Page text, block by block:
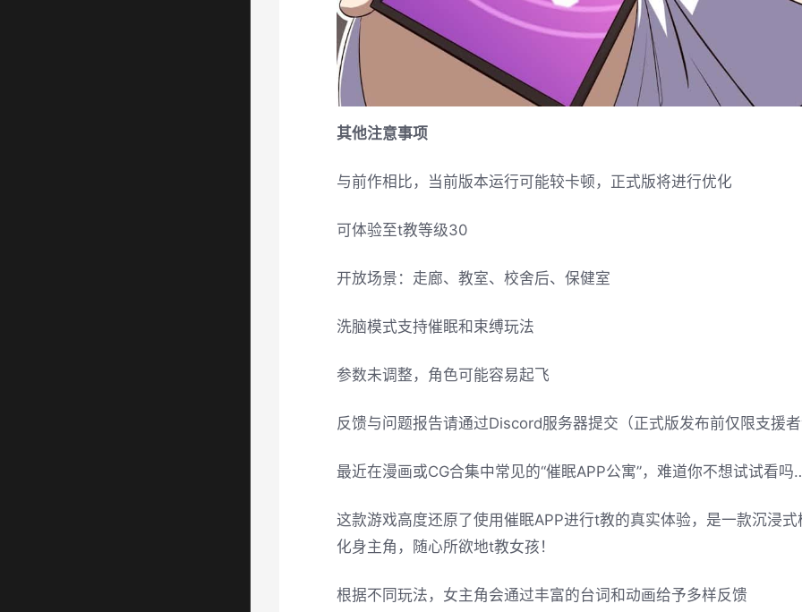
其他注意事项
与前作相比，当前版本运行可能较卡顿，正式版将进行优化
可体验至t教等级30
开放场景：走廊、教室、校舍后、保健室
洗脑模式支持催眠和束缚玩法
参数未调整，角色可能容易起飞
反馈与问题报告请通过Discord服务器提交（正式版发布前仅限支援
最近在漫画或CG合集中常见的“催眠APP公寓”，难道你不想试试看吗
这款游戏高度还原了使用催眠APP进行t教的真实体验，是一款沉浸
化身主角，随心所欲地t教女孩！
根据不同玩法，女主角会通过丰富的台词和动画给予多样反馈